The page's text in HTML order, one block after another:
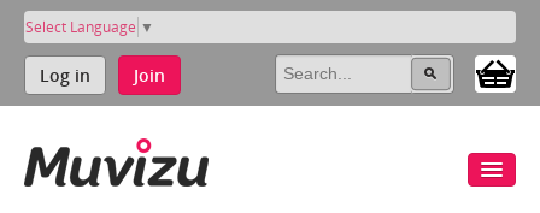
Select Language ▼
Log in Join